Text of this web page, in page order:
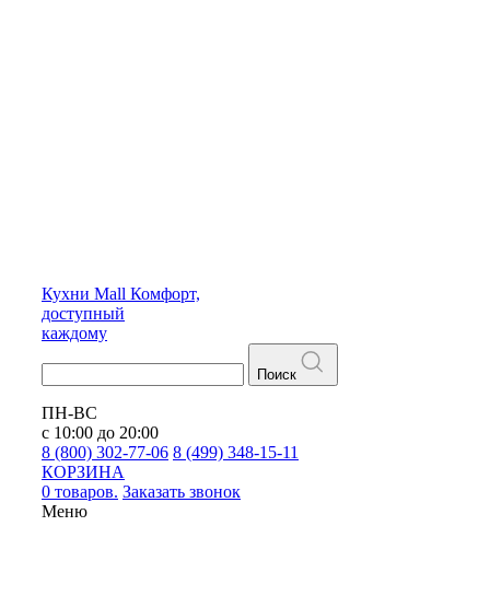
Кухни Mall Комфорт,
доступный
каждому
Поиск
ПН-ВС
с 10:00 до 20:00
8 (800) 302-77-06 8 (499) 348-15-11
КОРЗИНА
0 товаров. Заказать звонок
Меню